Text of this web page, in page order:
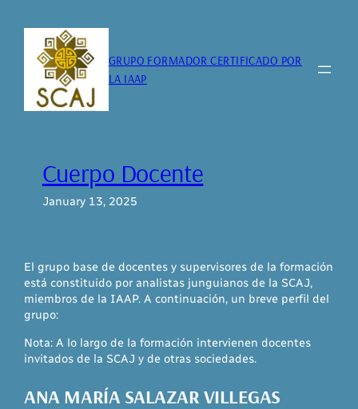
content
GRUPO FORMADOR CERTIFICADO POR
LA IAAP
Cuerpo Docente
January 13, 2025
El grupo base de docentes y supervisores de la formación
está constituido por analistas junguianos de la SCAJ,
miembros de la IAAP. A continuación, un breve perfil del
grupo:
Nota: A lo largo de la formación intervienen docentes
invitados de la SCAJ y de otras sociedades.
ANA MARÍA SALAZAR VILLEGAS